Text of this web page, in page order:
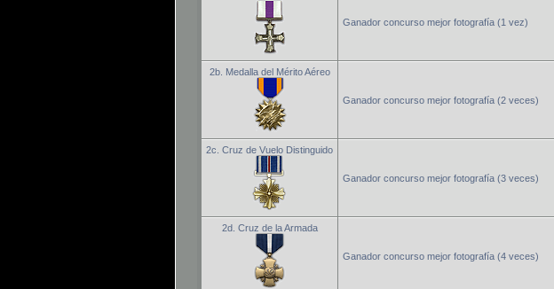
Ganador concurso mejor fotografía (1 vez)
2b. Medalla del Mérito Aéreo
Ganador concurso mejor fotografía (2 veces)
2c. Cruz de Vuelo Distinguido
Ganador concurso mejor fotografía (3 veces)
2d. Cruz de la Armada
Ganador concurso mejor fotografía (4 veces)